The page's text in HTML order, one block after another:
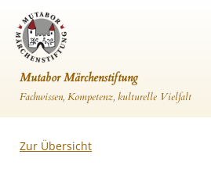
Mutabor Märchenstiftung
Fachwissen, Kompetenz, kulturelle Vielfalt
Zur Übersicht